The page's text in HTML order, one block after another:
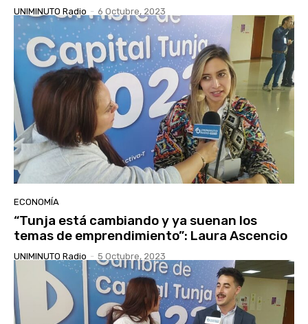
UNIMINUTO Radio - 6 Octubre, 2023
ECONOMÍA
“Tunja está cambiando y ya suenan los
temas de emprendimiento”: Laura Ascencio
UNIMINUTO Radio - 5 Octubre, 2023